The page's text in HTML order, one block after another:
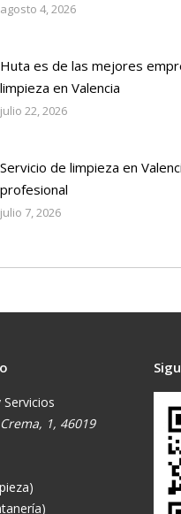
agosto 4, 2026
Huta es de las mejores
limpieza en Valencia
julio 22, 2026
Servicio de limpieza en
profesional
julio 7, 2026
1, 46019